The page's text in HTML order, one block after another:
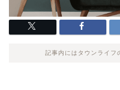
記事内にはタウンライフ